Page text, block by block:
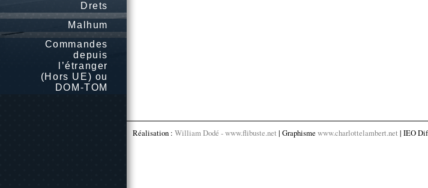
Drets
Malhum
Commandes
depuis
l’étranger
(Hors UE) ou
DOM-TOM
Réalisation : William Dodé - www.flibuste.net | Graphisme www.charlottelambert.net | IEO